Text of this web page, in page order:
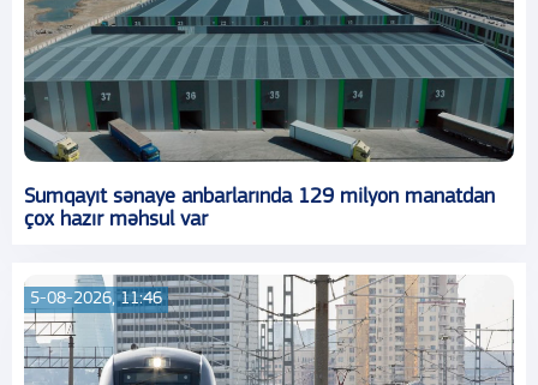
Sumqayıt sənaye anbarlarında 129 milyon manatdan
çox hazır məhsul var
5-08-2026, 11:46